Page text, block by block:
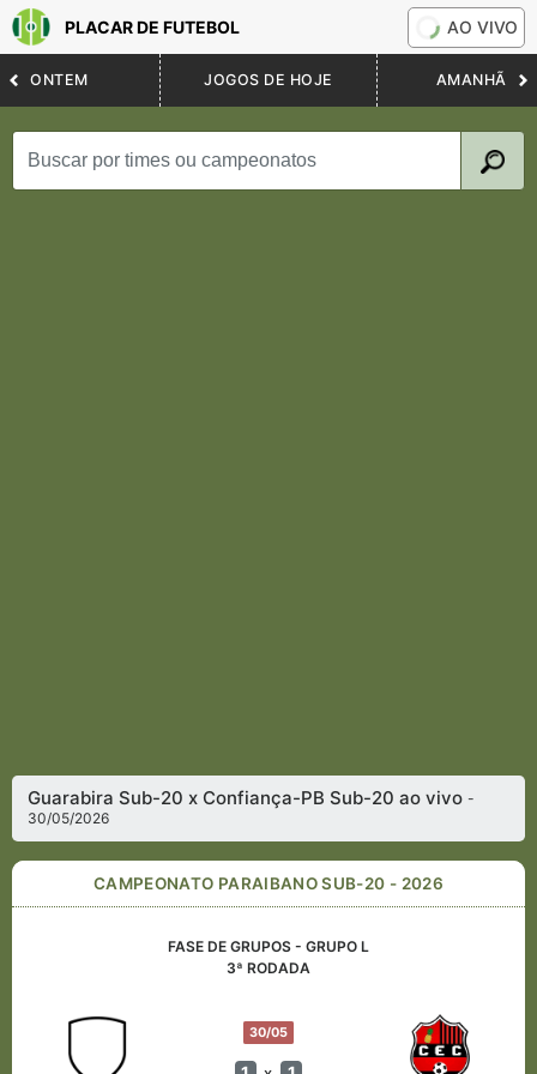
PLACAR DE FUTEBOL AO VIVO
ONTEM JOGOS DE HOJE AMANHÃ
Guarabira Sub-20 x Confiança-PB Sub-20 ao vivo-
30/05/2026
CAMPEONATO PARAIBANO SUB-20 - 2026
FASE DE GRUPOS - GRUPO L
3ª RODADA
30/05